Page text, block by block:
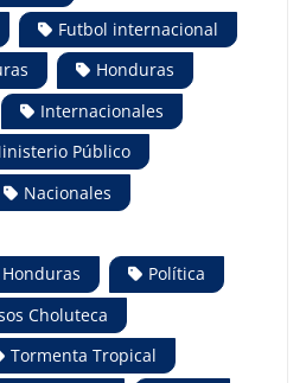
Futbol internacional
Honduras
Internacionales
Público
Nacionales
Política
Choluteca
Tormenta Tropical